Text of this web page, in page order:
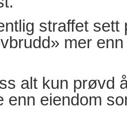
straffet
mer
alt kun prøvd
enn eiendom